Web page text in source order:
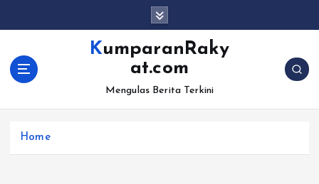
KumparanRaky
at.com
Mengulas Berita Terkini
Home